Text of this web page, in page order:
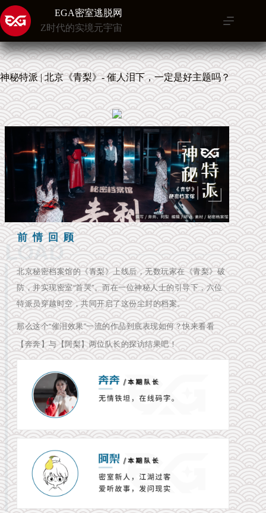
跳
至
内
容
EGA密室逃脱网
Z时代的实境元宇宙
神秘特派 | 北京《青梨》- 催人泪下，一定是好主题吗？
前 情 回 顾
LOAD
北京秘密档案馆的《青梨》上线后，无数玩家在《青梨》破
防，并实现密室“首哭”。而在一位神秘人士的引导下，六位
特派员穿越时空，共同开启了这份尘封的档案。
那么这个“催泪效果”一流的作品到底表现如何？快来看看
【奔奔】与【阿梨】两位队长的探访结果吧！